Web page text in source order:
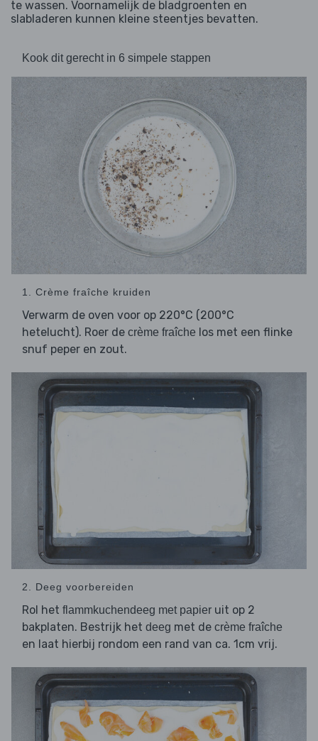
te wassen. Voornamelijk de bladgroenten en
slabladeren kunnen kleine steentjes bevatten.
Kook dit gerecht in 6 simpele stappen
1. Crème fraîche kruiden
Verwarm de oven voor op 220°C (200°C
hetelucht). Roer de crème fraîche los met een flinke
snuf peper en zout.
2. Deeg voorbereiden
Rol het flammkuchendeeg met papier uit op 2
bakplaten. Bestrijk het deeg met de crème fraîche
en laat hierbij rondom een rand van ca. 1cm vrij.